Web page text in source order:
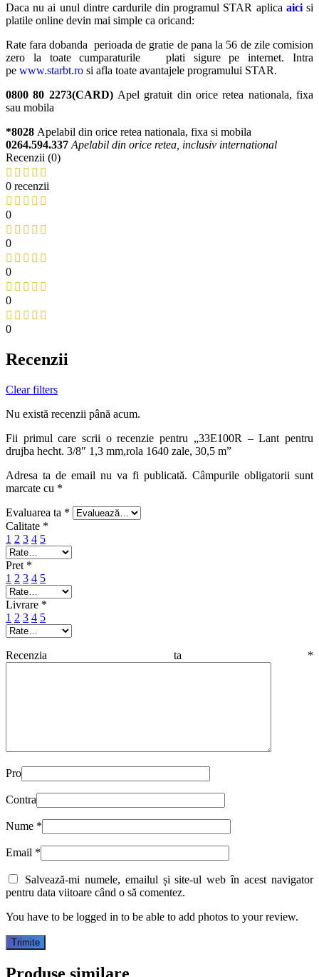
Daca nu ai unul dintre cardurile din programul STAR aplica aicisi
platile online devin mai simple ca oricand:
Rate fara dobanda perioada de gratie de pana la 56 de zile comision
zero la toate cumparaturile plati sigure pe internet. Intra
pe www.starbt.ro si afla toate avantajele programului STAR.
0800 80 2273(CARD)Apel gratuit din orice retea nationala, fixa
sau mobila
*8028 Apelabil din orice retea nationala, fixa si mobila
0264.594.337 Apelabil din orice retea, inclusiv international
Recenzii (0)
0 recenzii
0
0
0
0
0
Recenzii
Clear filters
Nu există recenzii până acum.
Fii primul care scrii o recenzie pentru „33E100R – Lant pentru
drujba hecht. 3/8″ 1,3 mm,rola 1640 zale, 30,5 m”
Adresa ta de email nu va fi publicată. Câmpurile obligatorii sunt
marcate cu *
Evaluarea ta *
Calitate *
1 2 3 4 5
Pret *
1 2 3 4 5
Livrare *
1 2 3 4 5
Recenzia ta *
Pro
Contra
Nume *
Email *
Salvează-mi numele, emailul și site-ul web în acest navigator
pentru data viitoare când o să comentez.
You have to be logged in to be able to add photos to your review.
Produse similare